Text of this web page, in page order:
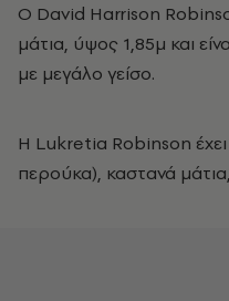
Ο David Harrison
μάτια, ύψος 1,85μ και
με μεγάλο γείσο.
Η Lukretia Robinson
περούκα), καστανά